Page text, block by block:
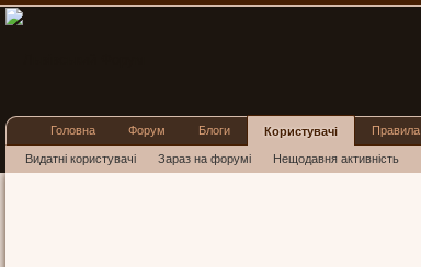
Головна Форум Блоги Користувачі
Видатні користувачі Зараз на форумі Нещодавня активність
Правила